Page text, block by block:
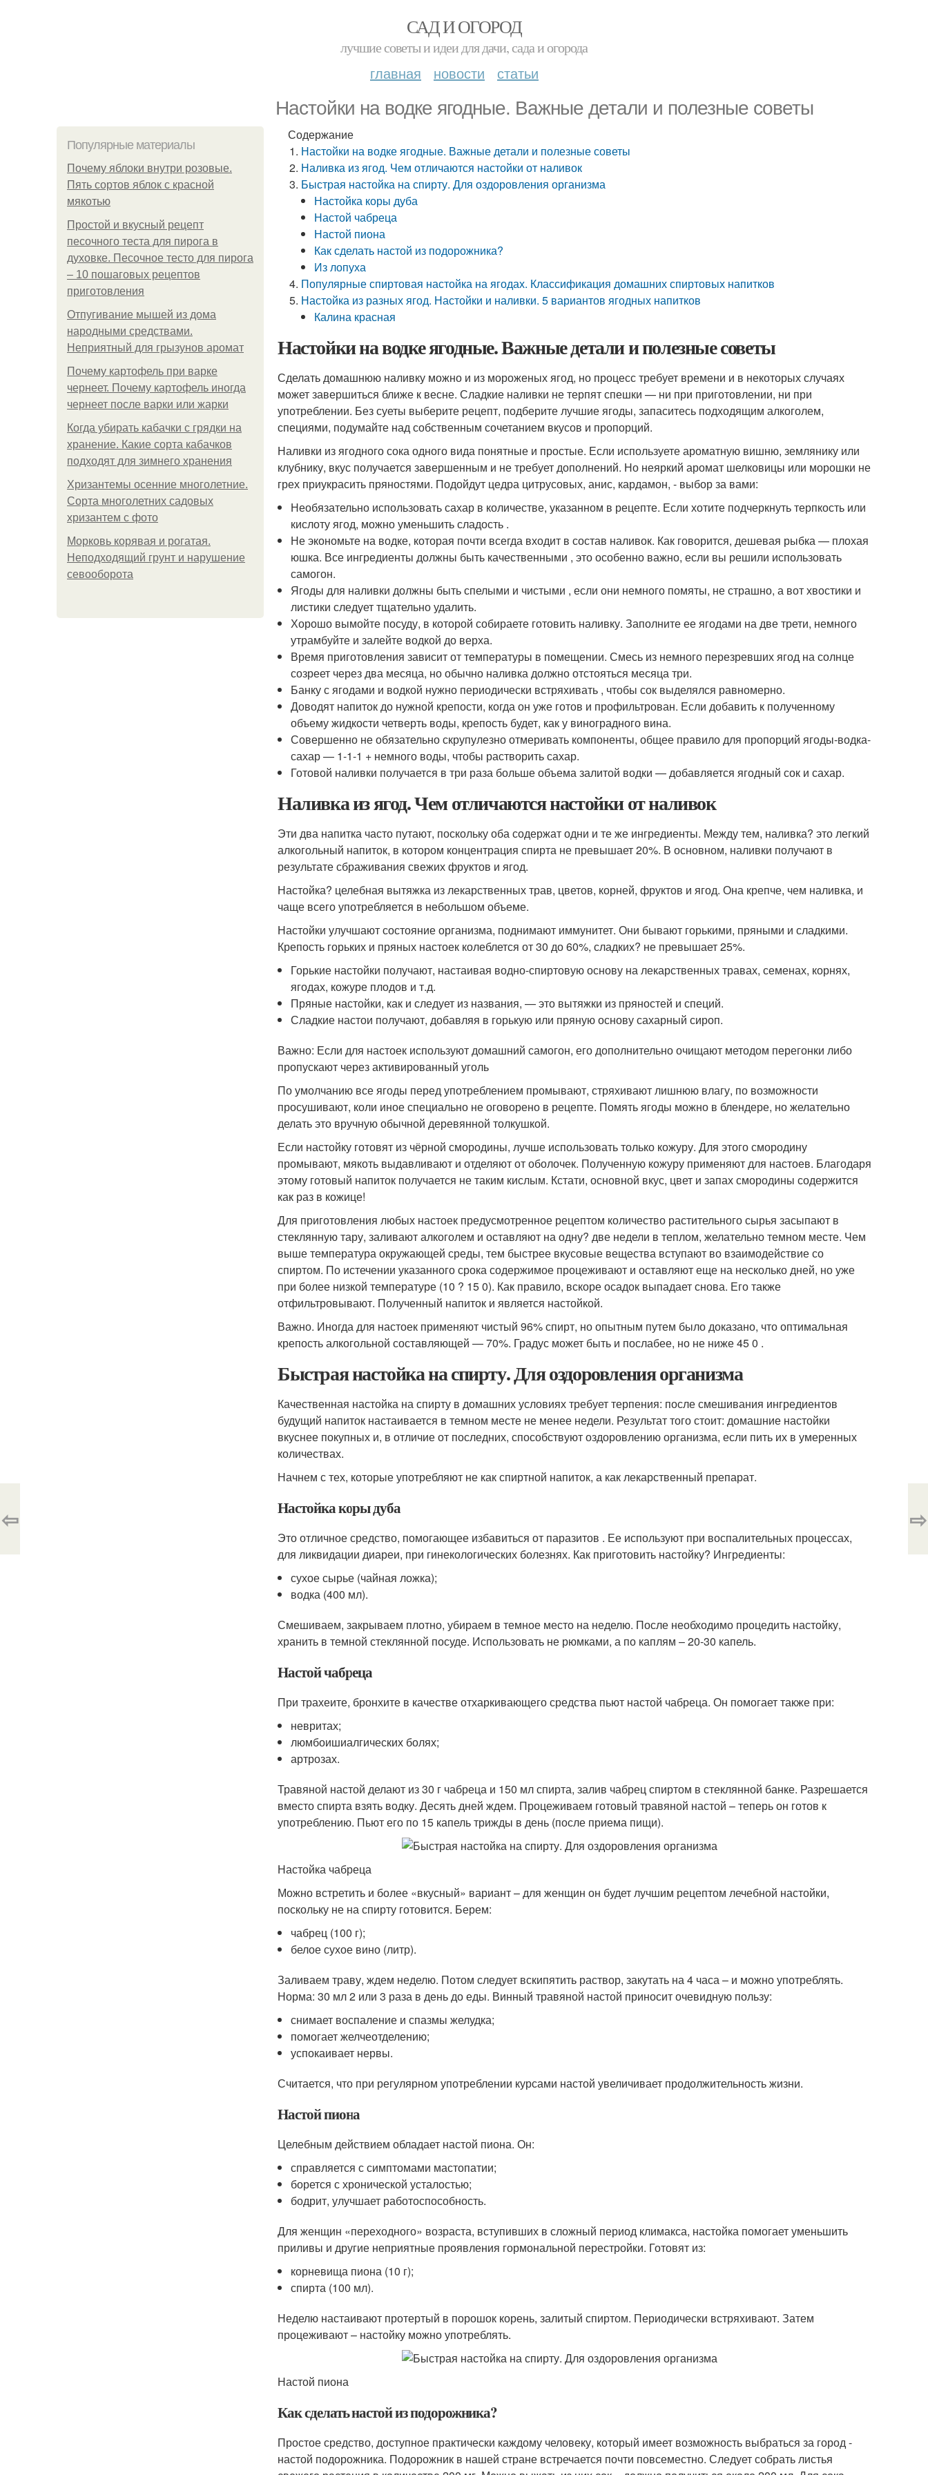
САД И ОГОРОД
лучшие советы и идеи для дачи, сада и огорода
главная новости статьи
Настойки на водке ягодные. Важные детали и полезные советы
Популярные материалы
Почему яблоки внутри розовые.
Пять сортов яблок с красной
мякотью
Простой и вкусный рецепт
песочного теста для пирога в
духовке. Песочное тесто для пирога
– 10 пошаговых рецептов
приготовления
Отпугивание мышей из дома
народными средствами.
Неприятный для грызунов аромат
Почему картофель при варке
чернеет. Почему картофель иногда
чернеет после варки или жарки
Когда убирать кабачки с грядки на
хранение. Какие сорта кабачков
подходят для зимнего хранения
Хризантемы осенние многолетние.
Сорта многолетних садовых
хризантем с фото
Морковь корявая и рогатая.
Неподходящий грунт и нарушение
севооборота
Содержание
Настойки на водке ягодные. Важные детали и полезные советы
Наливка из ягод. Чем отличаются настойки от наливок
Быстрая настойка на спирту. Для оздоровления организма
Настойка коры дуба
Настой чабреца
Настой пиона
Как сделать настой из подорожника?
Из лопуха
Популярные спиртовая настойка на ягодах. Классификация домашних спиртовых напитков
Настойка из разных ягод. Настойки и наливки. 5 вариантов ягодных напитков
Калина красная
Настойки на водке ягодные. Важные детали и полезные советы
Сделать домашнюю наливку можно и из мороженых ягод, но процесс требует времени и в некоторых случаях
может завершиться ближе к весне. Сладкие наливки не терпят спешки — ни при приготовлении, ни при
употреблении. Без суеты выберите рецепт, подберите лучшие ягоды, запаситесь подходящим алкоголем,
специями, подумайте над собственным сочетанием вкусов и пропорций.
Наливки из ягодного сока одного вида понятные и простые. Если используете ароматную вишню, землянику или
клубнику, вкус получается завершенным и не требует дополнений. Но неяркий аромат шелковицы или морошки не
грех приукрасить пряностями. Подойдут цедра цитрусовых, анис, кардамон, - выбор за вами:
Необязательно использовать сахар в количестве, указанном в рецепте. Если хотите подчеркнуть терпкость или
кислоту ягод, можно уменьшить сладость .
Не экономьте на водке, которая почти всегда входит в состав наливок. Как говорится, дешевая рыбка — плохая
юшка. Все ингредиенты должны быть качественными , это особенно важно, если вы решили использовать
самогон.
Ягоды для наливки должны быть спелыми и чистыми , если они немного помяты, не страшно, а вот хвостики и
листики следует тщательно удалить.
Хорошо вымойте посуду, в которой собираете готовить наливку. Заполните ее ягодами на две трети, немного
утрамбуйте и залейте водкой до верха.
Время приготовления зависит от температуры в помещении. Смесь из немного перезревших ягод на солнце
созреет через два месяца, но обычно наливка должно отстояться месяца три.
Банку с ягодами и водкой нужно периодически встряхивать , чтобы сок выделялся равномерно.
Доводят напиток до нужной крепости, когда он уже готов и профильтрован. Если добавить к полученному
объему жидкости четверть воды, крепость будет, как у виноградного вина.
Совершенно не обязательно скрупулезно отмеривать компоненты, общее правило для пропорций ягоды-водка-
сахар — 1-1-1 + немного воды, чтобы растворить сахар.
Готовой наливки получается в три раза больше объема залитой водки — добавляется ягодный сок и сахар.
Наливка из ягод. Чем отличаются настойки от наливок
Эти два напитка часто путают, поскольку оба содержат одни и те же ингредиенты. Между тем, наливка? это легкий
алкогольный напиток, в котором концентрация спирта не превышает 20%. В основном, наливки получают в
результате сбраживания свежих фруктов и ягод.
Настойка? целебная вытяжка из лекарственных трав, цветов, корней, фруктов и ягод. Она крепче, чем наливка, и
чаще всего употребляется в небольшом объеме.
Настойки улучшают состояние организма, поднимают иммунитет. Они бывают горькими, пряными и сладкими.
Крепость горьких и пряных настоек колеблется от 30 до 60%, сладких? не превышает 25%.
Горькие настойки получают, настаивая водно-спиртовую основу на лекарственных травах, семенах, корнях,
ягодах, кожуре плодов и т.д.
Пряные настойки, как и следует из названия, — это вытяжки из пряностей и специй.
Сладкие настои получают, добавляя в горькую или пряную основу сахарный сироп.
Важно: Если для настоек используют домашний самогон, его дополнительно очищают методом перегонки либо
пропускают через активированный уголь
По умолчанию все ягоды перед употреблением промывают, стряхивают лишнюю влагу, по возможности
просушивают, коли иное специально не оговорено в рецепте. Помять ягоды можно в блендере, но желательно
делать это вручную обычной деревянной толкушкой.
Если настойку готовят из чёрной смородины, лучше использовать только кожуру. Для этого смородину
промывают, мякоть выдавливают и отделяют от оболочек. Полученную кожуру применяют для настоев. Благодаря
этому готовый напиток получается не таким кислым. Кстати, основной вкус, цвет и запах смородины содержится
как раз в кожице!
Для приготовления любых настоек предусмотренное рецептом количество растительного сырья засыпают в
стеклянную тару, заливают алкоголем и оставляют на одну? две недели в теплом, желательно темном месте. Чем
выше температура окружающей среды, тем быстрее вкусовые вещества вступают во взаимодействие со
спиртом. По истечении указанного срока содержимое процеживают и оставляют еще на несколько дней, но уже
при более низкой температуре (10 ? 15 0). Как правило, вскоре осадок выпадает снова. Его также
отфильтровывают. Полученный напиток и является настойкой.
Важно. Иногда для настоек применяют чистый 96% спирт, но опытным путем было доказано, что оптимальная
крепость алкогольной составляющей — 70%. Градус может быть и послабее, но не ниже 45 0 .
Быстрая настойка на спирту. Для оздоровления организма
Качественная настойка на спирту в домашних условиях требует терпения: после смешивания ингредиентов
будущий напиток настаивается в темном месте не менее недели. Результат того стоит: домашние настойки
вкуснее покупных и, в отличие от последних, способствуют оздоровлению организма, если пить их в умеренных
количествах.
Начнем с тех, которые употребляют не как спиртной напиток, а как лекарственный препарат.
Настойка коры дуба
Это отличное средство, помогающее избавиться от паразитов . Ее используют при воспалительных процессах,
для ликвидации диареи, при гинекологических болезнях. Как приготовить настойку? Ингредиенты:
сухое сырье (чайная ложка);
водка (400 мл).
Смешиваем, закрываем плотно, убираем в темное место на неделю. После необходимо процедить настойку,
хранить в темной стеклянной посуде. Использовать не рюмками, а по каплям – 20-30 капель.
Настой чабреца
При трахеите, бронхите в качестве отхаркивающего средства пьют настой чабреца. Он помогает также при:
невритах;
люмбоишиалгических болях;
артрозах.
Травяной настой делают из 30 г чабреца и 150 мл спирта, залив чабрец спиртом в стеклянной банке. Разрешается
вместо спирта взять водку. Десять дней ждем. Процеживаем готовый травяной настой – теперь он готов к
употреблению. Пьют его по 15 капель трижды в день (после приема пищи).
Настойка чабреца
Можно встретить и более «вкусный» вариант – для женщин он будет лучшим рецептом лечебной настойки,
поскольку не на спирту готовится. Берем:
чабрец (100 г);
белое сухое вино (литр).
Заливаем траву, ждем неделю. Потом следует вскипятить раствор, закутать на 4 часа – и можно употреблять.
Норма: 30 мл 2 или 3 раза в день до еды. Винный травяной настой приносит очевидную пользу:
снимает воспаление и спазмы желудка;
помогает желчеотделению;
успокаивает нервы.
Считается, что при регулярном употреблении курсами настой увеличивает продолжительность жизни.
Настой пиона
Целебным действием обладает настой пиона. Он:
справляется с симптомами мастопатии;
борется с хронической усталостью;
бодрит, улучшает работоспособность.
Для женщин «переходного» возраста, вступивших в сложный период климакса, настойка помогает уменьшить
приливы и другие неприятные проявления гормональной перестройки. Готовят из:
корневища пиона (10 г);
спирта (100 мл).
Неделю настаивают протертый в порошок корень, залитый спиртом. Периодически встряхивают. Затем
процеживают – настойку можно употреблять.
Настой пиона
Как сделать настой из подорожника?
Простое средство, доступное практически каждому человеку, который имеет возможность выбраться за город -
настой подорожника. Подорожник в нашей стране встречается почти повсеместно. Следует собрать листья
⇦ ⇨